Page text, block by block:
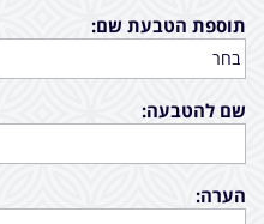
תוספת הטבעת שם:
שם להטבעה:
הערה: